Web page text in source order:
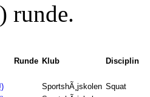
runde.
Runde Klub Disciplin
SportshÃ¸jskolen Squat